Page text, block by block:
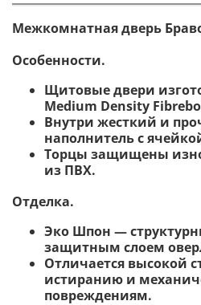
Межкомнатная дверь
Особенности.
Щитовые двери
Medium Density
Внутри жесткий и
наполнитель с
Торцы защищены
из ПВХ.
Отделка.
Эко Шпон —
защитным слоем
Отличается высокой
истиранию и
повреждениям.